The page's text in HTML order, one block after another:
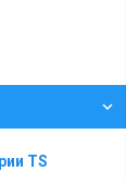
TS